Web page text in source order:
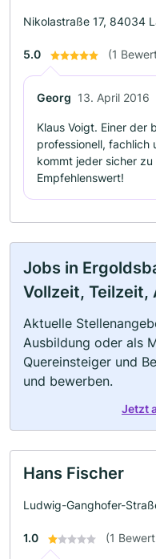
Nikolastraße 17, 84034
5.0 (1
Georg 13. April 2016
Klaus Voigt. Einer der
professionell, fachlich
kommt jeder sicher
Empfehlenswert!
Jobs in
Vollzeit, Teilzeit,
Aktuelle
Ausbildung oder als
Quereinsteiger und
und bewerben.
Jetzt
Hans Fischer
Ludwig-Ganghofer-
1.0 (1